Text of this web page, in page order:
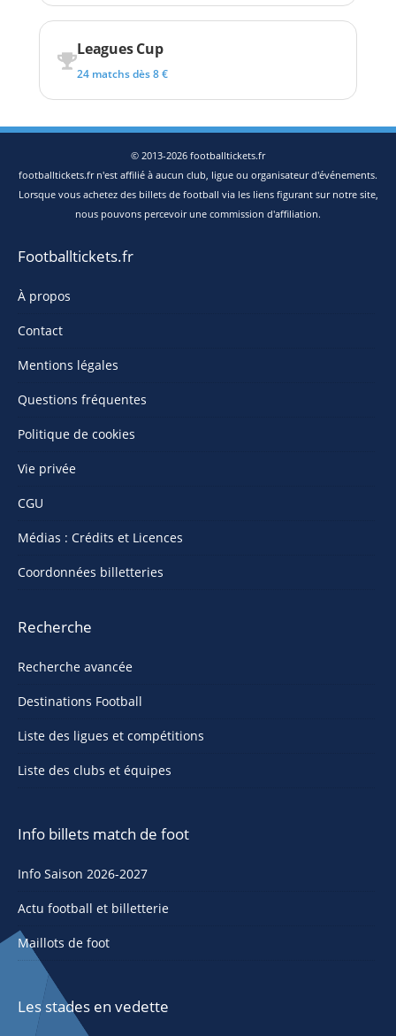
Leagues Cup
24 matchs dès 8 €
© 2013-2026 footballtickets.fr
footballtickets.fr n'est affilié à aucun club, ligue ou organisateur d'événements.
Lorsque vous achetez des billets de football via les liens figurant sur notre site,
nous pouvons percevoir une commission d'affiliation.
Footballtickets.fr
À propos
Contact
Mentions légales
Questions fréquentes
Politique de cookies
Vie privée
CGU
Médias : Crédits et Licences
Coordonnées billetteries
Recherche
Recherche avancée
Destinations Football
Liste des ligues et compétitions
Liste des clubs et équipes
Info billets match de foot
Info Saison 2026-2027
Actu football et billetterie
Maillots de foot
Les stades en vedette